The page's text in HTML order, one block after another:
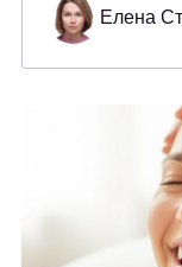
Елена